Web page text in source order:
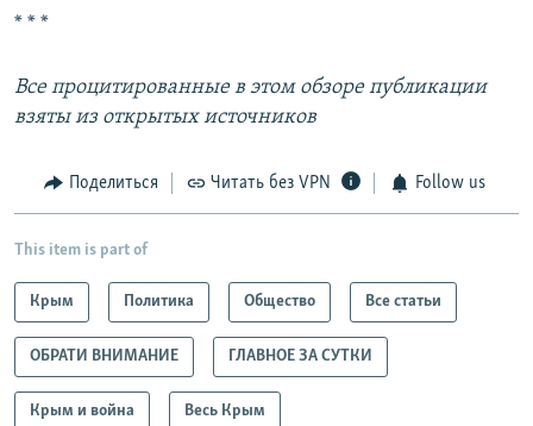
* * *
Все процитированные в этом обзоре публикации
взяты из открытых источников
Поделиться Читать без VPN Follow us
This item is part of
Крым Политика Общество Все статьи
ОБРАТИ ВНИМАНИЕ ГЛАВНОЕ ЗА СУТКИ
Крым и война Весь Крым